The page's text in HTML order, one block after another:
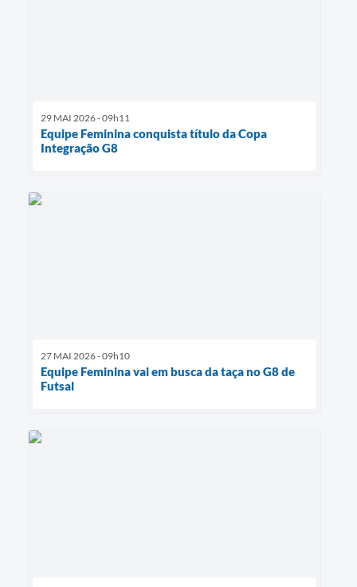
29 MAI 2026 - 09h11
Equipe Feminina conquista título da Copa
Integração G8
27 MAI 2026 - 09h10
Equipe Feminina vai em busca da taça no G8 de
Futsal